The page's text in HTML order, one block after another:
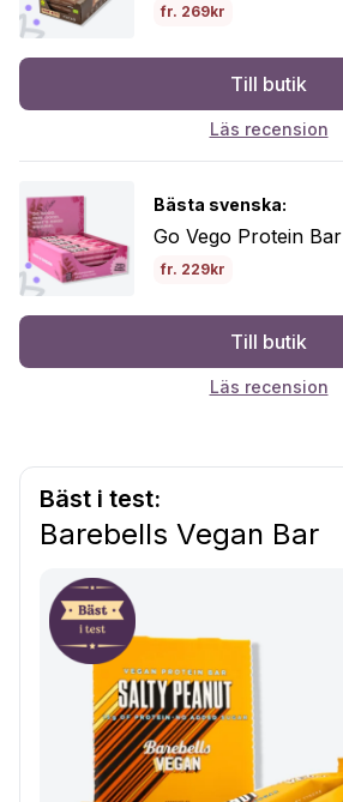
fr. 269kr
Till butik
Läs recension
Bästa svenska:
Go Vego Protein Bar
fr. 229kr
Till butik
Läs recension
Bäst i test:
Barebells Vegan Bar